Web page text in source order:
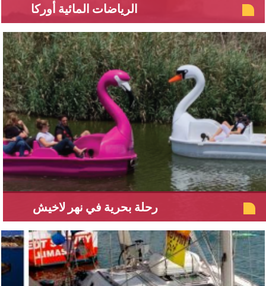
الرياضات المائية أوركا
رحلة بحرية في نهر لاخيش